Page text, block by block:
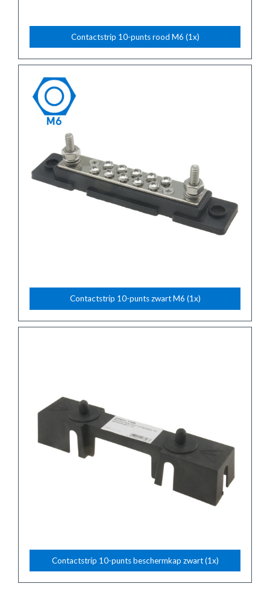
Contactstrip 10-punts rood M6 (1x)
Contactstrip 10-punts zwart M6 (1x)
Contactstrip 10-punts beschermkap zwart (1x)